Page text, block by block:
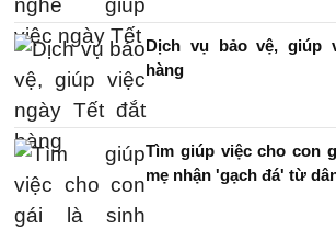
Dịch vụ bảo vệ, giúp
hàng
Tìm giúp việc cho con
mẹ nhận 'gạch đá' từ